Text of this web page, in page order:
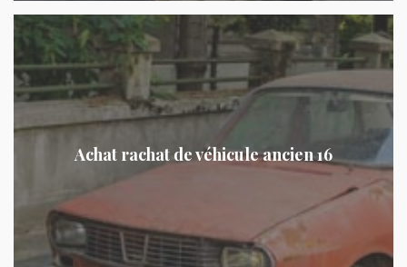
Achat rachat de véhicule ancien 16